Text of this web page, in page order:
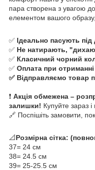
пара створена з увагою
елементом вашого
✅ Ідеально пасують під
✅ Не натирають,
✅ Класичний чорний
✅ Оплата при отриманні
✅ Відправляємо товар
❗ Акція обмежена –
залишки! Купуйте зараз і
🔗 Поспішіть замовити,
📐Розмірна сітка:
37= 24 см
38= 24.5 см
39= 25-25.5 см